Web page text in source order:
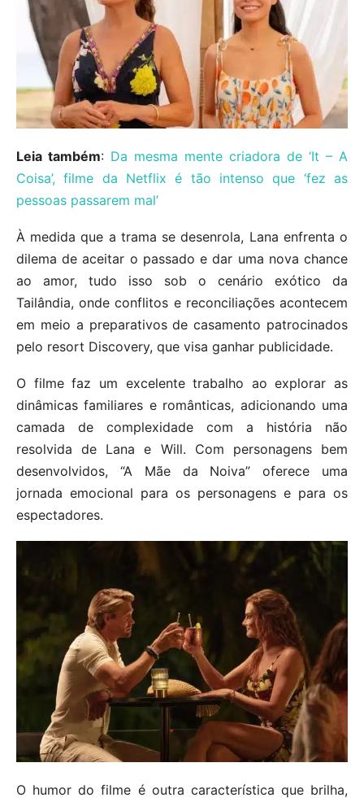
Leia também: Da mesma mente criadora de ‘It – A
Coisa’, filme da Netflix é tão intenso que ‘fez as
pessoas passarem mal’
À medida que a trama se desenrola, Lana enfrenta o
dilema de aceitar o passado e dar uma nova chance
ao amor, tudo isso sob o cenário exótico da
Tailândia, onde conflitos e reconciliações acontecem
em meio a preparativos de casamento patrocinados
pelo resort Discovery, que visa ganhar publicidade.
O filme faz um excelente trabalho ao explorar as
dinâmicas familiares e românticas, adicionando uma
camada de complexidade com a história não
resolvida de Lana e Will. Com personagens bem
desenvolvidos, “A Mãe da Noiva” oferece uma
jornada emocional para os personagens e para os
espectadores.
O humor do filme é outra característica que brilha,